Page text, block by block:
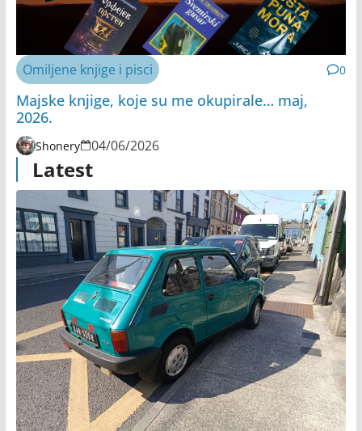
Omiljene knjige i pisci 0
Majske knjige, koje su me okupirale… maj,
2026.
Shonery 04/06/2026
Latest